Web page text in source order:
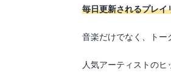
毎日更新されるプレイ
音楽だけでなく、トー
人気アーティストの